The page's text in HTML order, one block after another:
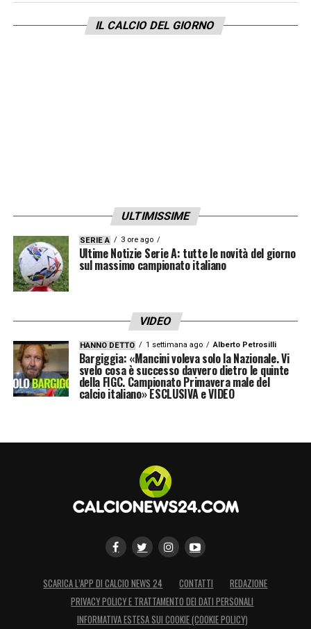
IL CALCIO DEL GIORNO
ULTIMISSIME
SERIE A 3 ore ago
Ultime Notizie Serie A: tutte le novità del giorno
sul massimo campionato italiano
VIDEO
HANNO DETTO 1 settimana ago Alberto Petrosilli
Bargiggia: «Mancini voleva solo la Nazionale. Vi
svelo cosa è successo davvero dietro le quinte
della FIGC. Campionato Primavera male del
calcio italiano» ESCLUSIVA e VIDEO
SCARICA L’APP DI CALCIO NEWS 24 CONTATTI
REDAZIONE
PRIVACY POLICY E TRATTAMENTO DEI DATI PERSONALI
INFORMATIVA ESTESA SUI COOKIE (COOKIE POLICY)